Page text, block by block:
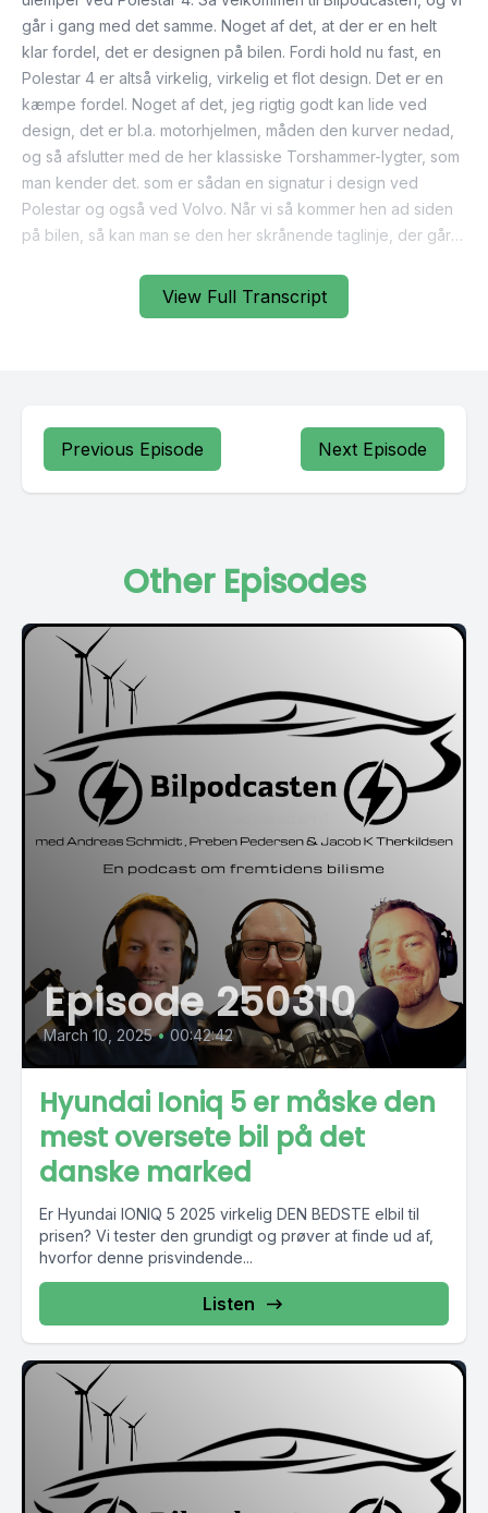
View Full Transcript
Previous Episode Next Episode
Other Episodes
Episode 250310
March 10, 2025 • 00:42:42
Hyundai Ioniq 5 er måske den
mest oversete bil på det
danske marked
Er Hyundai IONIQ 5 2025 virkelig DEN BEDSTE elbil til
prisen? Vi tester den grundigt og prøver at finde ud af,
hvorfor denne prisvindende...
Listen